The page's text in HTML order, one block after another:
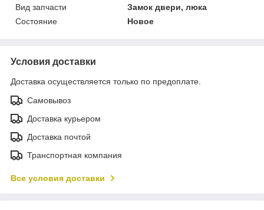
Вид запчасти
Замок двери, люка
Состояние
Новое
Условия доставки
Доставка осуществляется только по предоплате.
Самовывоз
Доставка курьером
Доставка почтой
Транспортная компания
Все условия доставки